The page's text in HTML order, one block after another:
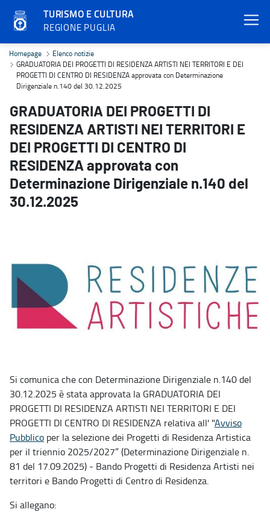
TURISMO E CULTURA
REGIONE PUGLIA
GRADUATORIA DEI PROGETTI DI RESIDENZA ARTISTI NEI
Homepage
Elenco notizie
GRADUATORIA DEI PROGETTI DI RESIDENZA ARTISTI NEI TERRITORI E DEI
PROGETTI DI CENTRO DI RESIDENZA approvata con Determinazione
Dirigenziale n.140 del 30.12.2025
GRADUATORIA DEI PROGETTI DI
RESIDENZA ARTISTI NEI TERRITORI E
DEI PROGETTI DI CENTRO DI
RESIDENZA approvata con
Determinazione Dirigenziale n.140 del
30.12.2025
Si comunica che con Determinazione Dirigenziale n.140 del
30.12.2025 è stata approvata la GRADUATORIA DEI
PROGETTI DI RESIDENZA ARTISTI NEI TERRITORI E DEI
PROGETTI DI CENTRO DI RESIDENZA relativa all' "Avviso
Pubblico per la selezione dei Progetti di Residenza Artistica
per il triennio 2025/2027” (Determinazione Dirigenziale n.
81 del 17.09.2025) - Bando Progetti di Residenza Artisti nei
territori e Bando Progetti di Centro di Residenza.
Si allegano: